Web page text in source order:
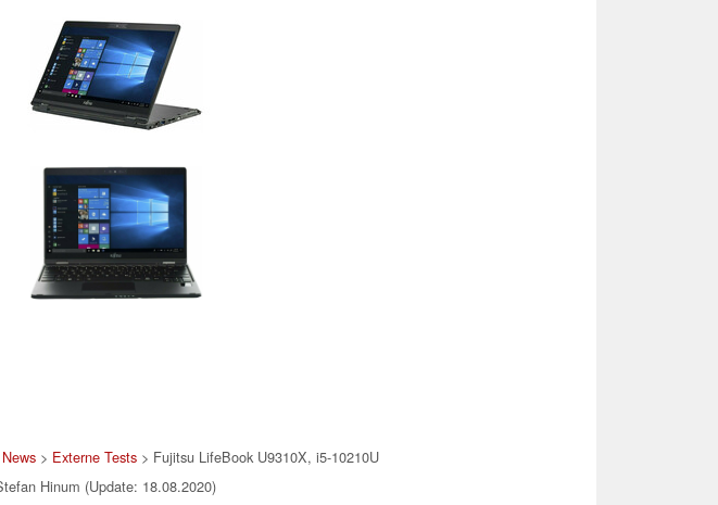
> Externe Tests > Fujitsu LifeBook U9310X, i5-10210U
Hinum (Update: 18.08.2020)